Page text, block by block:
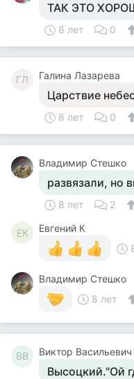
ТАК ЭТО
8 лет 0
ГЛ Галина Лазарева
Царствие
8 лет 0
Владимир Стешко
развязали, но
8 лет 2
ЕК
Евгений К
Владимир Стешко
8 лет
ВВ Виктор
Высоцкий."Ой